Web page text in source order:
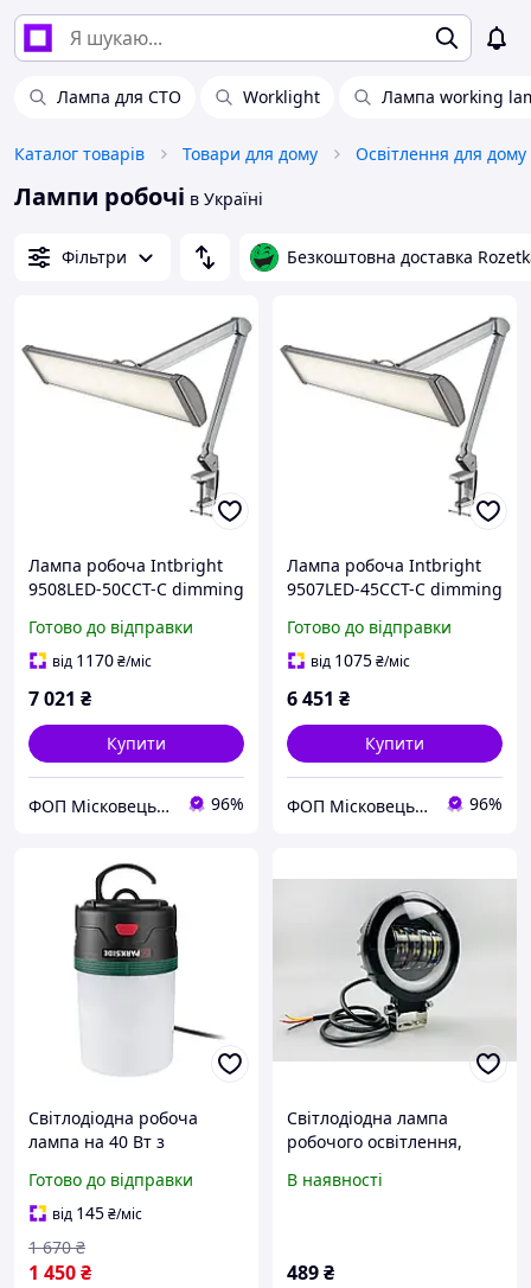
Лампа для СТО Worklight Лампа working
Каталог товарів Товари для дому Освітлення для дому
Лампи робочі в Україні
Фільтри Безкоштовна доставка
Лампа робоча Intbright
9508LED-50CCT-C dimming
Готово до відправки
від 1170₴/міс
7 021 ₴
Купити
ФОП Місковець О.Г. 96%
Лампа робоча Intbright
9507LED-45CCT-C dimming
Готово до відправки
від 1075₴/міс
6 451 ₴
Купити
ФОП Місковець О.Г. 96%
Світлодіодна робоча
лампа на 40 Вт з
розетками Parkside PLAL 1
A1
Готово до відправки
від 145₴/міс
1 450₴
1 670 ₴
Світлодіодна лампа
робочого освітлення,
фара 40W (+ LED кільце)
В наявності
489₴